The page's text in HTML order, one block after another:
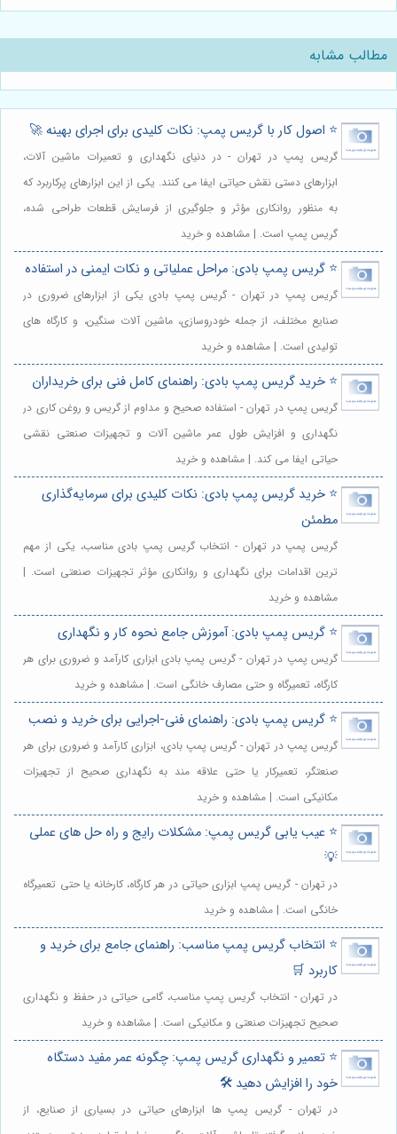
مطالب مشابه
⭐️ اصول کار با گریس پمپ: نکات کلیدی برای اجرای بهینه 🚀
گریس پمپ در تهران - در دنیای نگهداری و تعمیرات ماشین آلات،
ابزارهای دستی نقش حیاتی ایفا می کنند. یکی از این ابزارهای پرکاربرد که
به منظور روانکاری مؤثر و جلوگیری از فرسایش قطعات طراحی شده،
گریس پمپ است. | مشاهده و خرید
⭐️ گریس پمپ بادی: مراحل عملیاتی و نکات ایمنی در استفاده
گریس پمپ در تهران - گریس پمپ بادی یکی از ابزارهای ضروری در
صنایع مختلف، از جمله خودروسازی، ماشین آلات سنگین، و کارگاه های
تولیدی است. | مشاهده و خرید
⭐️ خرید گریس پمپ بادی: راهنمای کامل فنی برای خریداران
گریس پمپ در تهران - استفاده صحیح و مداوم از گریس و روغن کاری در
نگهداری و افزایش طول عمر ماشین آلات و تجهیزات صنعتی نقشی
حیاتی ایفا می کند. | مشاهده و خرید
⭐️ خرید گریس پمپ بادی: نکات کلیدی برای سرمایه‌گذاری
مطمئن
گریس پمپ در تهران - انتخاب گریس پمپ بادی مناسب، یکی از مهم
ترین اقدامات برای نگهداری و روانکاری مؤثر تجهیزات صنعتی است. |
مشاهده و خرید
⭐️ گریس پمپ بادی: آموزش جامع نحوه کار و نگهداری
گریس پمپ در تهران - گریس پمپ بادی ابزاری کارآمد و ضروری برای هر
کارگاه، تعمیرگاه و حتی مصارف خانگی است. | مشاهده و خرید
⭐️ گریس پمپ بادی: راهنمای فنی-اجرایی برای خرید و نصب
گریس پمپ در تهران - گریس پمپ بادی، ابزاری کارآمد و ضروری برای هر
صنعتگر، تعمیرکار یا حتی علاقه مند به نگهداری صحیح از تجهیزات
مکانیکی است. | مشاهده و خرید
⭐️ عیب یابی گریس پمپ: مشکلات رایج و راه حل های عملی
💡
در تهران - گریس پمپ ابزاری حیاتی در هر کارگاه، کارخانه یا حتی تعمیرگاه
خانگی است. | مشاهده و خرید
⭐️ انتخاب گریس پمپ مناسب: راهنمای جامع برای خرید و
کاربرد 🛒
در تهران - انتخاب گریس پمپ مناسب، گامی حیاتی در حفظ و نگهداری
صحیح تجهیزات صنعتی و مکانیکی است. | مشاهده و خرید
⭐️ تعمیر و نگهداری گریس پمپ: چگونه عمر مفید دستگاه
خود را افزایش دهید 🛠️
در تهران - گریس پمپ ها ابزارهای حیاتی در بسیاری از صنایع، از